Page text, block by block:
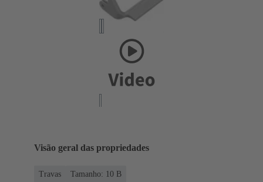
Visão geral das propriedades
Travas
Tamanho: 10 B